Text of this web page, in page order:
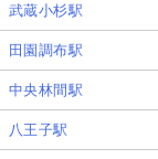
武蔵小杉駅
田園調布駅
中央林間駅
八王子駅